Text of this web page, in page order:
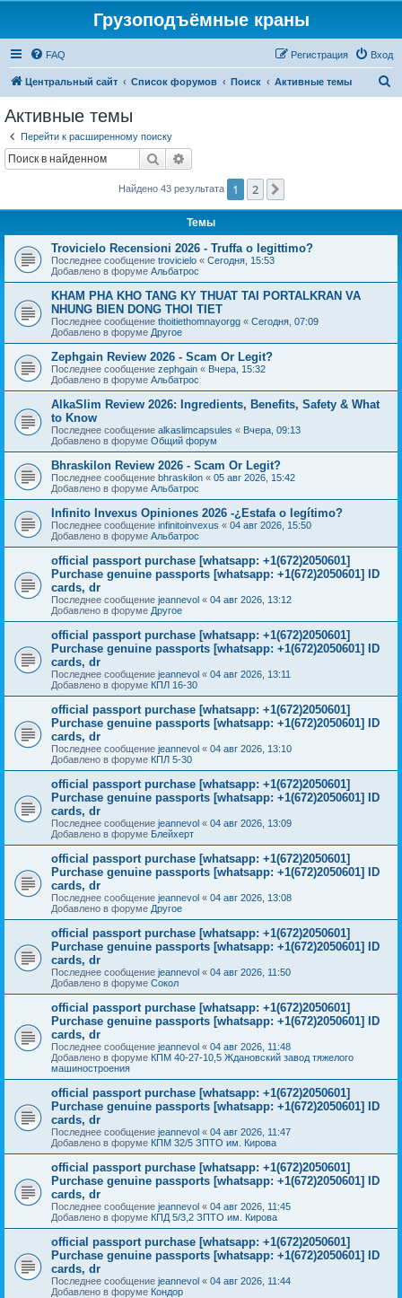
Грузоподъёмные краны
FAQ Вход
Регистрация
Центральный сайт Список форумов Поиск Активные темы
Активные темы
Перейти к расширенному поиску
Поиск
Найдено 43 результата 1 2
Темы
Trovicielo Recensioni 2026 - Truffa o legittimo?
Последнее сообщение trovicielo « Сегодня, 15:53
Добавлено в форуме Альбатрос
KHAM PHA KHO TANG KY THUAT TAI PORTALKRAN VA
NHUNG BIEN DONG THOI TIET
Последнее сообщение thoitiethomnayorgg « Сегодня, 07:09
Добавлено в форуме Другое
Zephgain Review 2026 - Scam Or Legit?
Последнее сообщение zephgain « Вчера, 15:32
Добавлено в форуме Альбатрос
AlkaSlim Review 2026: Ingredients, Benefits, Safety & What
to Know
Последнее сообщение alkaslimcapsules « Вчера, 09:13
Добавлено в форуме Общий форум
Bhraskilon Review 2026 - Scam Or Legit?
Последнее сообщение bhraskilon « 05 авг 2026, 15:42
Добавлено в форуме Альбатрос
Infinito Invexus Opiniones 2026 -¿Estafa o legítimo?
Последнее сообщение infinitoinvexus « 04 авг 2026, 15:50
Добавлено в форуме Альбатрос
official passport purchase [whatsapp: +1(672)2050601]
Purchase genuine passports [whatsapp: +1(672)2050601] ID
cards, dr
Последнее сообщение jeannevol « 04 авг 2026, 13:12
Добавлено в форуме Другое
official passport purchase [whatsapp: +1(672)2050601]
Purchase genuine passports [whatsapp: +1(672)2050601] ID
cards, dr
Последнее сообщение jeannevol « 04 авг 2026, 13:11
Добавлено в форуме КПЛ 16-30
official passport purchase [whatsapp: +1(672)2050601]
Purchase genuine passports [whatsapp: +1(672)2050601] ID
cards, dr
Последнее сообщение jeannevol « 04 авг 2026, 13:10
Добавлено в форуме КПЛ 5-30
official passport purchase [whatsapp: +1(672)2050601]
Purchase genuine passports [whatsapp: +1(672)2050601] ID
cards, dr
Последнее сообщение jeannevol « 04 авг 2026, 13:09
Добавлено в форуме Блейхерт
official passport purchase [whatsapp: +1(672)2050601]
Purchase genuine passports [whatsapp: +1(672)2050601] ID
cards, dr
Последнее сообщение jeannevol « 04 авг 2026, 13:08
Добавлено в форуме Другое
official passport purchase [whatsapp: +1(672)2050601]
Purchase genuine passports [whatsapp: +1(672)2050601] ID
cards, dr
Последнее сообщение jeannevol « 04 авг 2026, 11:50
Добавлено в форуме Сокол
official passport purchase [whatsapp: +1(672)2050601]
Purchase genuine passports [whatsapp: +1(672)2050601] ID
cards, dr
Последнее сообщение jeannevol « 04 авг 2026, 11:48
Добавлено в форуме КПМ 40-27-10,5 Ждановский завод тяжелого
машиностроения
official passport purchase [whatsapp: +1(672)2050601]
Purchase genuine passports [whatsapp: +1(672)2050601] ID
cards, dr
Последнее сообщение jeannevol « 04 авг 2026, 11:47
Добавлено в форуме КПМ 32/5 ЗПТО им. Кирова
official passport purchase [whatsapp: +1(672)2050601]
Purchase genuine passports [whatsapp: +1(672)2050601] ID
cards, dr
Последнее сообщение jeannevol « 04 авг 2026, 11:45
Добавлено в форуме КПД 5/3,2 ЗПТО им. Кирова
official passport purchase [whatsapp: +1(672)2050601]
Purchase genuine passports [whatsapp: +1(672)2050601] ID
cards, dr
Последнее сообщение jeannevol « 04 авг 2026, 11:44
Добавлено в форуме Кондор